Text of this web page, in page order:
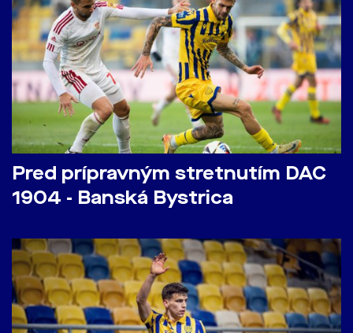
Pred prípravným stretnutím DAC
1904 - Banská Bystrica